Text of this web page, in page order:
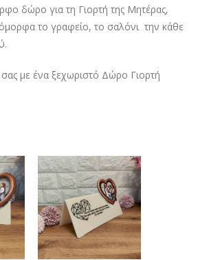
δώρο για τη Γιορτή της Μητέρας,
το γραφείο, το σαλόνι την κάθε
σας με ένα ξεχωριστό Δώρο Γιορτή